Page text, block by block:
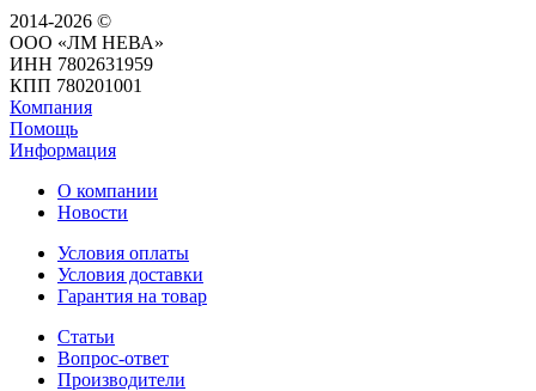
2014-2026 ©
ООО «ЛМ НЕВА»
ИНН 7802631959
КПП 780201001
Компания
Помощь
Информация
О компании
Новости
Условия оплаты
Условия доставки
Гарантия на товар
Статьи
Вопрос-ответ
Производители